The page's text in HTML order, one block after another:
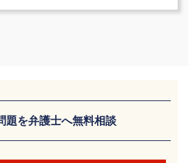
題を弁護士へ無料相談